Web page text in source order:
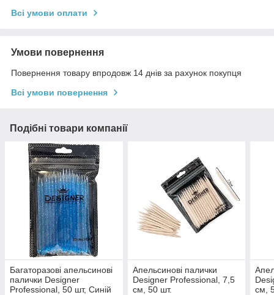
Всі умови оплати
Умови повернення
Повернення товару впродовж 14 днів за рахунок покупця
Всі умови повернення
Подібні товари компанії
Багаторазові апельсинові
палички Designer
Professional, 50 шт, Синій
Апельсинові палички
Designer Professional, 7,5
см, 50 шт.
см,